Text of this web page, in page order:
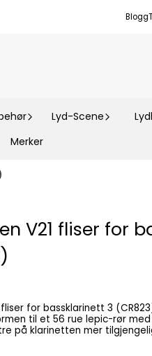
Blogg
Lyd-Scene
Merker
V21 fliser for
3 (CR823). 5-pakning. Vandoren V21-
til et 56 rue lepic-rør med
på klarinetten mer tilgjengelige
til å spille med fantastisk